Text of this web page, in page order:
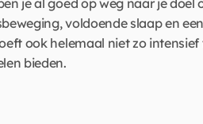
je al goed op weg naar je
voldoende slaap en
ook helemaal niet zo
bieden.